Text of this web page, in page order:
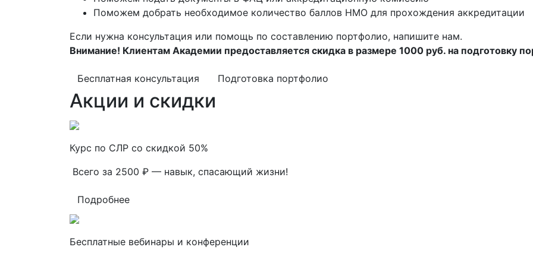
Поможем добрать необходимое количество баллов НМО для прохождения аккредитации
Если нужна консультация или помощь по составлению портфолио, напишите нам.
Внимание! Клиентам Академии предоставляется скидка в размере 1000 руб. на подготовку
Бесплатная консультация Подготовка портфолио
Акции и скидки
Курс по СЛР со скидкой 50%
Всего за 2500 ₽ — навык, спасающий жизни!
Подробнее
Бесплатные вебинары и конференции